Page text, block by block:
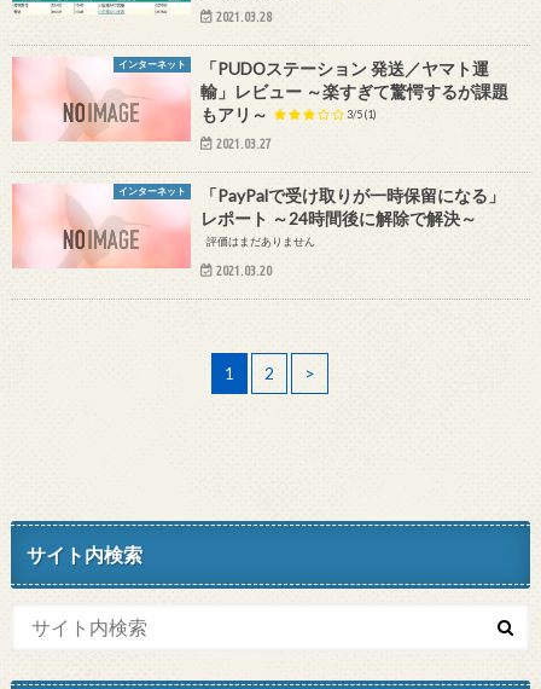
2021.03.28
インターネット
「PUDOステーション 発送／ヤマト運
輸」レビュー ～楽すぎて驚愕するが課題
もアリ～
3/5 (1)
2021.03.27
インターネット
「PayPalで受け取りが一時保留になる」
レポート ～24時間後に解除で解決～
評価はまだありません
2021.03.20
1 2 >
サイト内検索